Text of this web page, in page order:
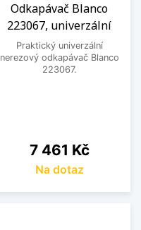
Odkapávač Blanco
223067, univerzální
Praktický univerzální
nerezový odkapávač Blanco
223067.
Cena
7 461 Kč
Na dotaz